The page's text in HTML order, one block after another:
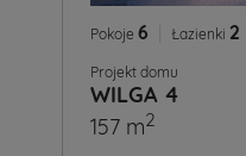
Pokoje 6 Łazienki 2
Projekt domu
WILGA 4
157 m2